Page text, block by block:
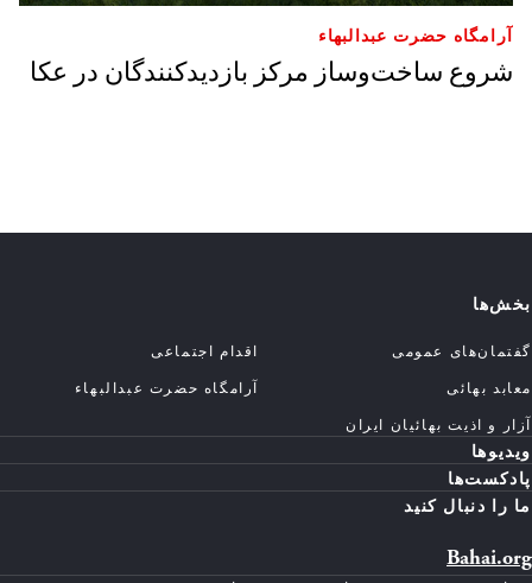
آرامگاه حضرت عبدالبهاء
شروع ساخت‌وساز مرکز بازدیدکنندگان در عکا
بخش‌ها
گفتمان‌های عمومی
اقدام اجتماعی
معابد بهائی
آرامگاه حضرت عبدالبهاء
آزار و اذیت بهائیان ایران
ویدیوها
پادکست‌ها
ما را دنبال کنید
Bahai.org